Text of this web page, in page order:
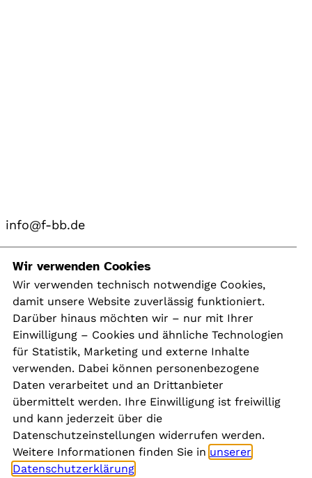
info@f-bb.de
Navigation
Kontakt
Presse
Aktuelles
Karriere
Newsletter
Social Media
Wir verwenden Cookies
Wir verwenden technisch notwendige Cookies,
damit unsere Website zuverlässig funktioniert.
Darüber hinaus möchten wir – nur mit Ihrer
Einwilligung – Cookies und ähnliche Technologien
für Statistik, Marketing und externe Inhalte
verwenden. Dabei können personenbezogene
Daten verarbeitet und an Drittanbieter
übermittelt werden. Ihre Einwilligung ist freiwillig
und kann jederzeit über die
Datenschutzeinstellungen widerrufen werden.
Weitere Informationen finden Sie in unserer
Datenschutzerklärung